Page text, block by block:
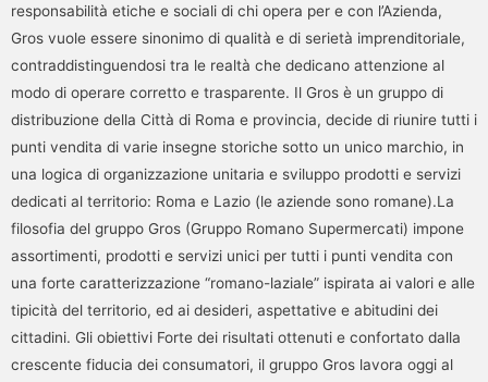
responsabilità etiche e sociali di chi opera per e con l’Azienda,
Gros vuole essere sinonimo di qualità e di serietà imprenditoriale,
contraddistinguendosi tra le realtà che dedicano attenzione al
modo di operare corretto e trasparente. Il Gros è un gruppo di
distribuzione della Città di Roma e provincia, decide di riunire tutti i
punti vendita di varie insegne storiche sotto un unico marchio, in
una logica di organizzazione unitaria e sviluppo prodotti e servizi
dedicati al territorio: Roma e Lazio (le aziende sono romane).La
filosofia del gruppo Gros (Gruppo Romano Supermercati) impone
assortimenti, prodotti e servizi unici per tutti i punti vendita con
una forte caratterizzazione “romano-laziale” ispirata ai valori e alle
tipicità del territorio, ed ai desideri, aspettative e abitudini dei
cittadini. Gli obiettivi Forte dei risultati ottenuti e confortato dalla
crescente fiducia dei consumatori, il gruppo Gros lavora oggi al